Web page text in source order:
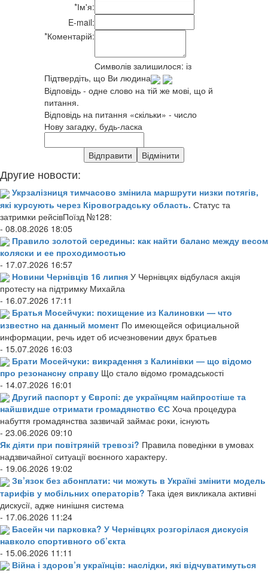
*Ім'я:
E-mail:
*Коментарій:
Символів залишилося: із
Підтвердіть, що Ви людина
Відповідь - одне слово на тій же мові, що й
питання.
Відповідь на питання «скільки» - число
Нову загадку, будь-ласка
Другие новости:
Укрзалізниця тимчасово змінила маршрути низки потягів,
які курсують через Кіровоградську область. Статус та
затримки рейсівПоїзд №128:
- 08.08.2026 18:05
Правило золотой середины: как найти баланс между весом
коляски и ее проходимостью
- 17.07.2026 16:57
Новини Чернівців 16 липня У Чернівцях відбулася акція
протесту на підтримку Михайла
- 16.07.2026 17:11
Братья Мосейчуки: похищение из Калиновки — что
известно на данный момент По имеющейся официальной
информации, речь идет об исчезновении двух братьев
- 15.07.2026 16:03
Брати Мосейчуки: викрадення з Калинівки — що відомо
про резонансну справу Що стало відомо громадськості
- 14.07.2026 16:01
Другий паспорт у Європі: де українцям найпростіше та
найшвидше отримати громадянство ЄС Хоча процедура
набуття громадянства зазвичай займає роки, існують
- 23.06.2026 09:10
Як діяти при повітряній тревозі? Правила поведінки в умовах
надзвичайної ситуації воєнного характеру.
- 19.06.2026 19:02
Зв’язок без абонплати: чи можуть в Україні змінити модель
тарифів у мобільних операторів? Така ідея викликала активні
дискусії, адже нинішня система
- 17.06.2026 11:24
Басейн чи парковка? У Чернівцях розгорілася дискусія
навколо спортивного об’єкта
- 15.06.2026 11:11
Війна і здоров’я українців: наслідки, які відчуватимуться